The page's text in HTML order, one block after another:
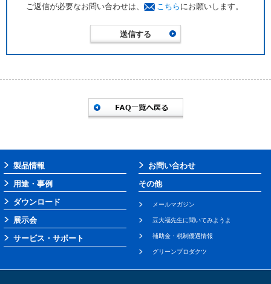
ご返信が必要なお問い合わせは、
こちら にお願いします。
製品情報
用途・事例
ダウンロード
展示会
サービス・サポート
お問い合わせ
その他
メールマガジン
豆大福先生に聞いてみようよ
補助金・税制優遇情報
グリーンプロダクツ